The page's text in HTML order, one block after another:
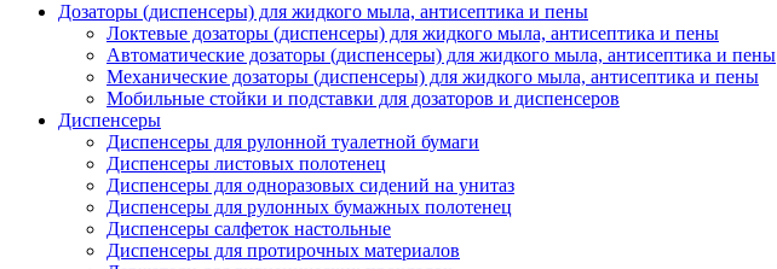
Дозаторы (диспенсеры) для жидкого мыла, антисептика и пены
Локтевые дозаторы (диспенсеры) для жидкого мыла, антисептика и пены
Автоматические дозаторы (диспенсеры) для жидкого мыла, антисептика и пены
Механические дозаторы (диспенсеры) для жидкого мыла, антисептика и пены
Мобильные стойки и подставки для дозаторов и диспенсеров
Диспенсеры
Диспенсеры для рулонной туалетной бумаги
Диспенсеры листовых полотенец
Диспенсеры для одноразовых сидений на унитаз
Диспенсеры для рулонных бумажных полотенец
Диспенсеры салфеток настольные
Диспенсеры для протирочных материалов